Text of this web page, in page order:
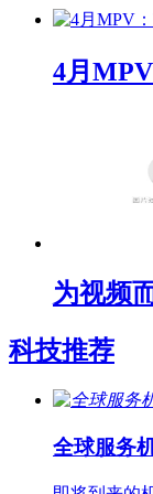
4月
为视频
科技推荐
全球服务